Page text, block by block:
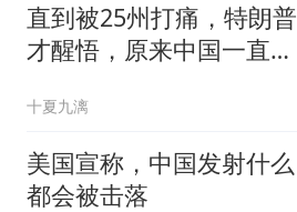
直到被25州打痛，特朗普
才醒悟，原来中国一直给
十夏九漓
美国宣称，中国发射什么
都会被击落